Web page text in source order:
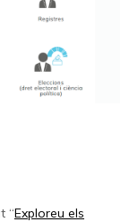
“Exploreu els